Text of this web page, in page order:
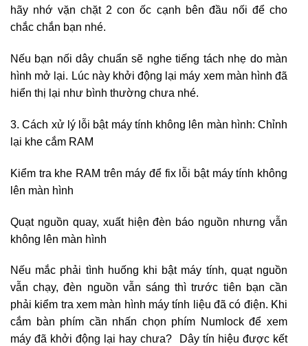
hãy nhớ vặn chặt 2 con ốc cạnh bên đầu nối để cho
chắc chắn bạn nhé.
Nếu bạn nối dây chuẩn sẽ nghe tiếng tách nhẹ do màn
hình mở lại. Lúc này khởi động lại máy xem màn hình đã
hiển thị lại như bình thường chưa nhé.
3. Cách xử lý lỗi bật máy tính không lên màn hình: Chỉnh
lại khe cắm RAM
Kiểm tra khe RAM trên máy để fix lỗi bật máy tính không
lên màn hình
Quạt nguồn quay, xuất hiện đèn báo nguồn nhưng vẫn
không lên màn hình
Nếu mắc phải tình huống khi bật máy tính, quạt nguồn
vẫn chạy, đèn nguồn vẫn sáng thì trước tiên bạn cần
phải kiểm tra xem màn hình máy tính liệu đã có điện. Khi
cắm bàn phím cần nhấn chọn phím Numlock để xem
máy đã khởi động lại hay chưa? Dây tín hiệu được kết